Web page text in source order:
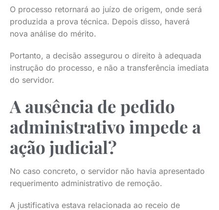
O processo retornará ao juízo de origem, onde será
produzida a prova técnica. Depois disso, haverá
nova análise do mérito.
Portanto, a decisão assegurou o direito à adequada
instrução do processo, e não a transferência imediata
do servidor.
A ausência de pedido
administrativo impede a
ação judicial?
No caso concreto, o servidor não havia apresentado
requerimento administrativo de remoção.
A justificativa estava relacionada ao receio de